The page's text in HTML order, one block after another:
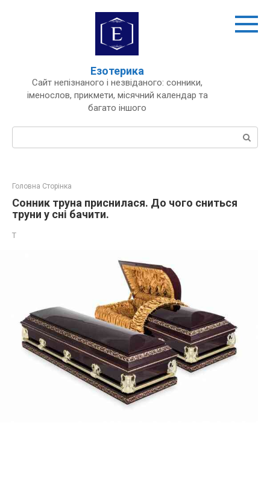
Езотерика
Сайт непізнаного і незвіданого: сонники,
іменослов, прикмети, місячний календар та
багато іншого
Пошук:
Головна Сторінка
Сонник труна приснилася. До чого сниться
труни у сні бачити.
Т